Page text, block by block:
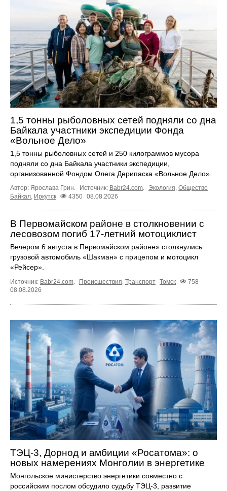
1,5 тонны рыболовных сетей подняли со дна
Байкала участники экспедиции Фонда
«Вольное Дело»
1,5 тонны рыболовных сетей и 250 килограммов мусора
подняли со дна Байкала участники экспедиции,
организованной Фондом Олега Дерипаска «Вольное Дело».
Автор: Ярослава Грин. Источник: Babr24.com. Экология, Общество
Байкал, Иркутск 4350 08.08.2026
В Первомайском районе в столкновении с
лесовозом погиб 17-летний мотоциклист
Вечером 6 августа в Первомайском районе» столкнулись
грузовой автомобиль «Шакман» с прицепом и мотоцикл
«Рейсер».
Источник: Babr24.com. Происшествия, Транспорт Томск
758
08.08.2026
ТЭЦ-3, Дорнод и амбиции «Росатома»: о
новых намерениях Монголии в энергетике
Монгольское министерство энергетики совместно с
российским послом обсудило судьбу ТЭЦ‑3, развитие